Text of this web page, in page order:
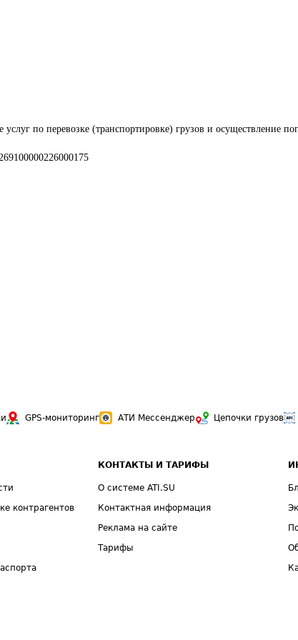
услуг по перевозке (транспортировке) грузов и осуществление
GPS-мониторинг АТИ Мессенджер Цепочки грузов
контрагентов
КОНТАКТЫ И ТАРИФЫ
О системе ATI.SU
Контактная информация
Реклама на сайте
Тарифы